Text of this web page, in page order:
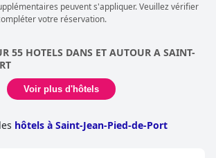
peuvent s'appliquer. Veuillez vérifier
votre réservation.
55 HOTELS DANS ET AUTOUR A SAINT-
Voir plus d'hôtels
hôtels à Saint-Jean-Pied-de-Port